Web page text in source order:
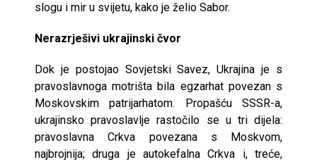
slogu i mir u svijetu, kako je želio Sabor.
Nerazrješivi ukrajinski čvor
Dok je postojao Sovjetski Savez, Ukrajina je s
pravoslavnoga motrišta bila egzarhat povezan s
Moskovskim patrijarhatom. Propašću SSSR-a,
ukrajinsko pravoslavlje rastočilo se u tri dijela:
pravoslavna Crkva povezana s Moskvom,
najbrojnija; druga je autokefalna Crkva i, treće,